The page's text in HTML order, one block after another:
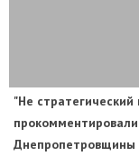
"Не
Днепропетровщины